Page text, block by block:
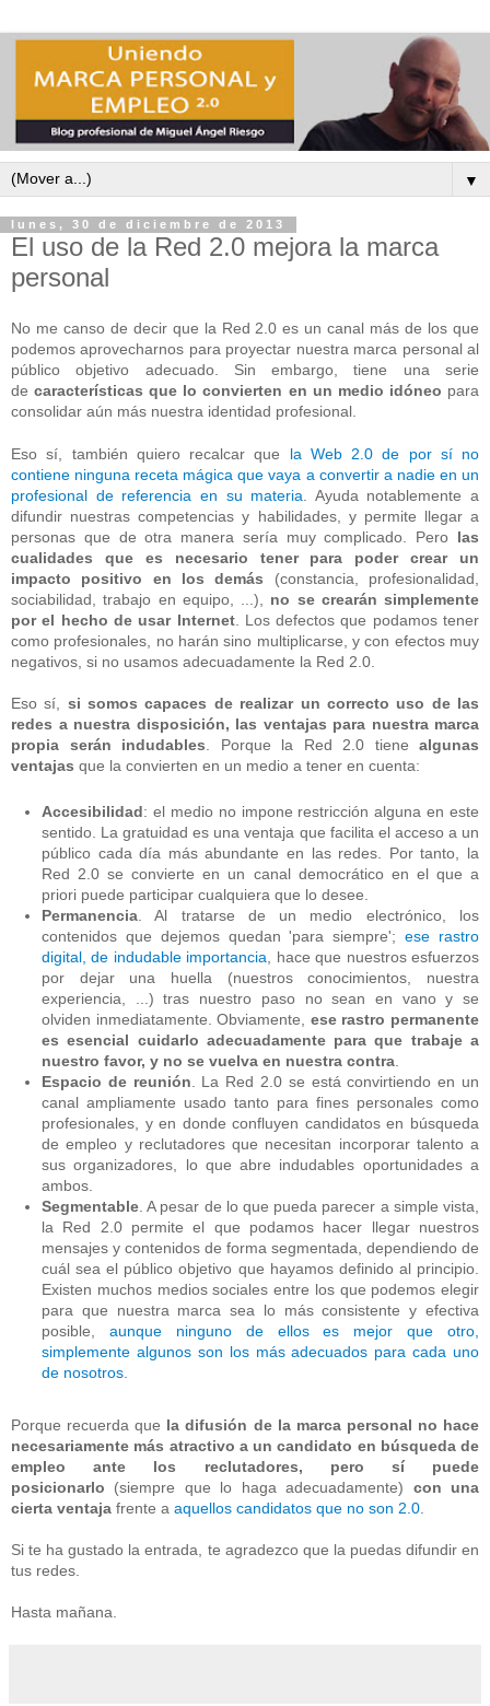
▼
lunes, 30 de diciembre de 2013
El uso de la Red 2.0 mejora la marca
personal
No me canso de decir que la Red 2.0 es un canal más de los que
podemos aprovecharnos para proyectar nuestra marca personal al
público objetivo adecuado. Sin embargo, tiene una serie
decaracterísticas que lo convierten en un medio idóneo para
consolidar aún más nuestra identidad profesional.
Eso sí, también quiero recalcar que la Web 2.0 de por sí no
contiene ninguna receta mágica que vaya a convertir a nadie en un
profesional de referencia en su materia. Ayuda notablemente a
difundir nuestras competencias y habilidades, y permite llegar a
personas que de otra manera sería muy complicado. Pero las
cualidades que es necesario tener para poder crear un
impacto positivo en los demás (constancia, profesionalidad,
sociabilidad, trabajo en equipo, ...), no se crearán simplemente
por el hecho de usar Internet. Los defectos que podamos tener
como profesionales, no harán sino multiplicarse, y con efectos muy
negativos, si no usamos adecuadamente la Red 2.0.
Eso sí, si somos capaces de realizar un correcto uso de las
redes a nuestra disposición, las ventajas para nuestra marca
propia serán indudables. Porque la Red 2.0 tiene algunas
ventajas que la convierten en un medio a tener en cuenta:
Accesibilidad: el medio no impone restricción alguna en este
sentido. La gratuidad es una ventaja que facilita el acceso a un
público cada día más abundante en las redes. Por tanto, la
Red 2.0 se convierte en un canal democrático en el que a
priori puede participar cualquiera que lo desee.
Permanencia. Al tratarse de un medio electrónico, los
contenidos que dejemos quedan 'para siempre';ese rastro
digital, de indudable importancia, hace que nuestros esfuerzos
por dejar una huella (nuestros conocimientos, nuestra
experiencia, ...)tras nuestro paso no sean en vano y se
olviden inmediatamente. Obviamente, ese rastro permanente
es esencial cuidarlo adecuadamente para que trabaje a
nuestro favor, y no se vuelva en nuestra contra.
Espacio de reunión. La Red 2.0 se está convirtiendo en un
canal ampliamente usado tanto para fines personales como
profesionales, y en donde confluyen candidatos en búsqueda
de empleo y reclutadores que necesitan incorporar talento a
sus organizadores, lo que abre indudables oportunidades a
ambos.
Segmentable. A pesar de lo que pueda parecer a simple vista,
la Red 2.0 permite el que podamos hacer llegar nuestros
mensajes y contenidos de forma segmentada, dependiendo de
cuál sea el público objetivo que hayamos definido al principio.
Existen muchos medios sociales entre los que podemos elegir
para que nuestra marca sea lo más consistente y efectiva
posible, aunque ninguno de ellos es mejor que otro,
simplemente algunos son los más adecuados para cada uno
de nosotros.
Porque recuerda que la difusión de la marca personal no hace
necesariamente más atractivo a un candidato en búsqueda de
empleo ante los reclutadores, pero sí puede
posicionarlo (siempre que lo haga adecuadamente) con una
cierta ventaja frente a aquellos candidatos que no son 2.0.
Si te ha gustado la entrada, te agradezco que la puedas difundir en
tus redes.
Hasta mañana.